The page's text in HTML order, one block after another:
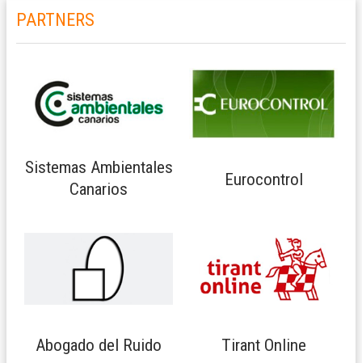
PARTNERS
Sistemas Ambientales
Canarios
Eurocontrol
Abogado del Ruido Tirant Online